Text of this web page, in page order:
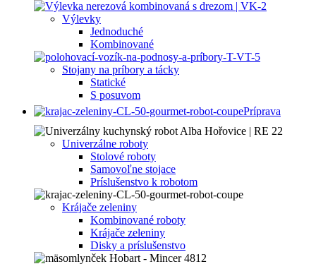
Výlevky
Jednoduché
Kombinované
Stojany na príbory a tácky
Statické
S posuvom
Príprava
Univerzálne roboty
Stolové roboty
Samovoľne stojace
Príslušenstvo k robotom
Krájače zeleniny
Kombinované roboty
Krájače zeleniny
Disky a príslušenstvo